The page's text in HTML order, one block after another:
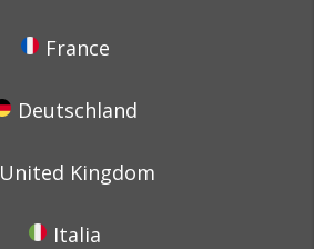
France
Deutschland
United Kingdom
Italia